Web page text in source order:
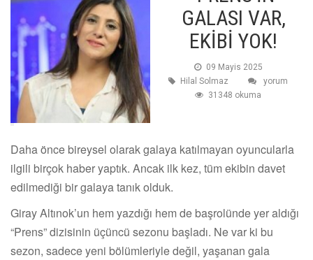
GALASI VAR,
EKİBİ YOK!
09 Mayis 2025
Hilal Solmaz
yorum
31348 okuma
Daha önce bireysel olarak galaya katılmayan oyuncularla
ilgili birçok haber yaptık. Ancak ilk kez, tüm ekibin davet
edilmediği bir galaya tanık olduk.
Giray Altınok’un hem yazdığı hem de başrolünde yer aldığı
“Prens” dizisinin üçüncü sezonu başladı. Ne var ki bu
sezon, sadece yeni bölümleriyle değil, yaşanan gala